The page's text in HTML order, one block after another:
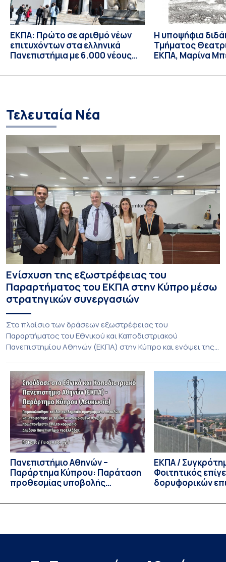
ΕΚΠΑ: Πρώτο σε αριθμό νέων
επιτυχόντων στα ελληνικά
Πανεπιστήμια με 6.000 νέους
επιλογή για τους
Η υποψήφια
Τμήματος
ΕΚΠΑ, Μαρίνα
Επισκέπτρια
Τελευταία Νέα
Ενίσχυση της εξωστρέφειας του
Παραρτήματος του ΕΚΠΑ στην Κύπρο μέσω
στρατηγικών συνεργασιών
Στο πλαίσιο των δράσεων εξωστρέφειας του
Παραρτήματος του Εθνικού και Καποδιστριακού
Πανεπιστημίου Αθηνών (ΕΚΠΑ) στην Κύπρο και ενόψει της
Τμήματος Οικονομικών Επιστημών και του Τμήματος
Διοίκησης Επιχειρήσεων και Οργανισμών τον Σεπτέμβριο
του 2026, ο Κοσμήτορας της Σχολής Οικονομικών και
Πολιτικών Επιστημών, Καθηγητής Νικόλαος Ηρειώτης, και ο
Πρόεδρος του Τμήματος […]
Πανεπιστήμιο Αθηνών –
Παράρτημα Κύπρου: Παράταση
προθεσμίας υποβολής
υποψηφίων
ΕΚΠΑ /
Φοιτητικός
δορυφορικών